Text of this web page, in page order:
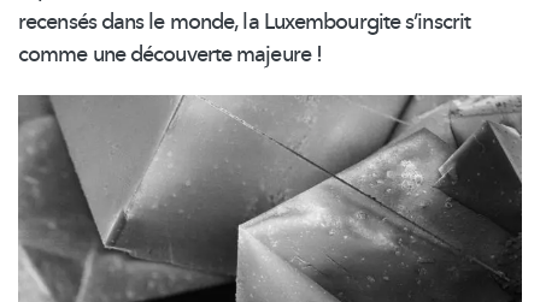
recensés dans le monde, la Luxembourgite s’inscrit
comme une découverte majeure !